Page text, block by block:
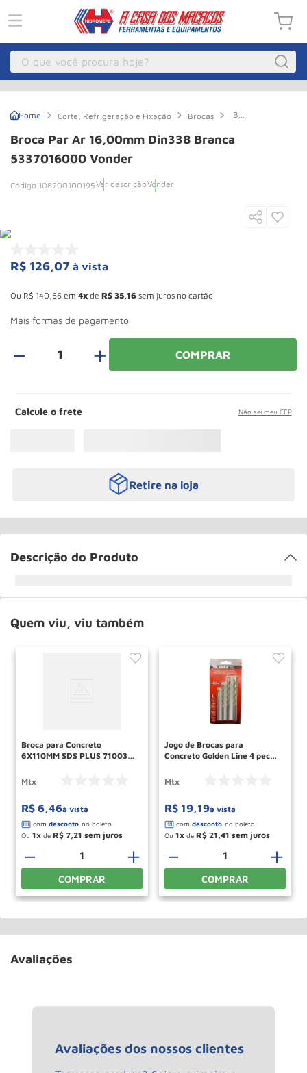
O que você procura hoje?
Corte, Refrigeração e Fixação Brocas
Broca
Ar
16,00mm
Broca Par Ar 16,00mm Din338 Branca
5337016000 Vonder
108200100195Ver descriçãoVonder
R$ 126,07 à vista
Ou R$ 140 66 em 4 de R$ 35 16 sem juros no cartão
Mais formas de pagamento
＋ COMPRAR
Calcule o frete Não sei meu CEP
Retire na loja
Descrição do Produto
Quem viu, viu também
Broca para Concreto
6X110MM SDS PLUS 7100355
Mtx
R$ 6,46à vista
Ou 1 de R$ 7,21
＋
－
COMPRAR
Jogo de Brocas para
Concreto Golden Line 4 pecas
Mtx
R$ 19,19à vista
Ou 1 de R$ 21,41
＋
－
COMPRAR
Avaliações
Avaliações dos nossos clientes
Guincho Eletrico
º Macaco Hidraulico
8 Talha
9º Paleteira
10 º Rodizio